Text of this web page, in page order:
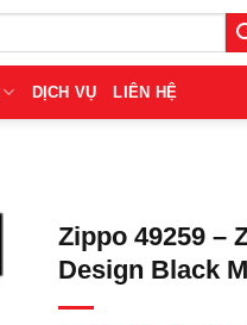
DỊCH VỤ LIÊN HỆ
Zippo 49259 –
Design Black